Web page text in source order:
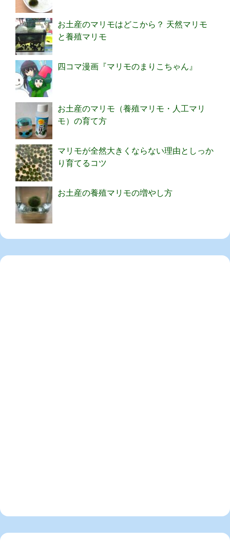
お土産のマリモはどこから？ 天然マリモ
と養殖マリモ
四コマ漫画『マリモのまりこちゃん』
お土産のマリモ（養殖マリモ・人工マリ
モ）の育て方
マリモが全然大きくならない理由としっか
り育てるコツ
お土産の養殖マリモの増やし方